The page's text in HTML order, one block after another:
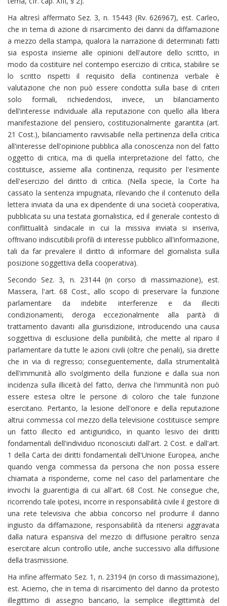
Ha altresì affermato Sez. 3, n. 15443 (Rv. 626967), est. Carleo,
che in tema di azione di risarcimento dei danni da diffamazione
a mezzo della stampa, qualora la narrazione di determinati fatti
sia esposta insieme alle opinioni dell'autore dello scritto, in
modo da costituire nel contempo esercizio di critica, stabilire se
lo scritto rispetti il requisito della continenza verbale è
valutazione che non può essere condotta sulla base di criteri
solo formali, richiedendosi, invece, un bilanciamento
dell'interesse individuale alla reputazione con quello alla libera
manifestazione del pensiero, costituzionalmente garantita (art.
21 Cost.), bilanciamento ravvisabile nella pertinenza della critica
all'interesse dell'opinione pubblica alla conoscenza non del fatto
oggetto di critica, ma di quella interpretazione del fatto, che
costituisce, assieme alla continenza, requisito per l'esimente
dell'esercizio del diritto di critica. (Nella specie, la Corte ha
cassato la sentenza impugnata, rilevando che il contenuto della
lettera inviata da una ex dipendente di una società cooperativa,
pubblicata su una testata giornalistica, ed il generale contesto di
conflittualità sindacale in cui la missiva inviata si inseriva,
offrivano indiscutibili profili di interesse pubblico all'informazione,
tali da far prevalere il diritto di informare del giornalista sulla
posizione soggettiva della cooperativa).
Secondo Sez. 3, n. 23144 (in corso di massimazione), est.
Massera, l'art. 68 Cost., allo scopo di preservare la funzione
parlamentare da indebite interferenze e da illeciti
condizionamenti, deroga eccezionalmente alla parità di
trattamento davanti alla giurisdizione, introducendo una causa
soggettiva di esclusione della punibilità, che mette al riparo il
parlamentare da tutte le azioni civili (oltre che penali), sia dirette
che in via di regresso; conseguentemente, dalla strumentalità
dell'immunità allo svolgimento della funzione e dalla sua non
incidenza sulla illiceità del fatto, deriva che l'immunità non può
essere estesa oltre le persone di coloro che tale funzione
esercitano. Pertanto, la lesione dell'onore e della reputazione
altrui commessa col mezzo della televisione costituisce sempre
un fatto illecito ed antigiuridico, in quanto lesivo dei diritti
fondamentali dell'individuo riconosciuti dall'art. 2 Cost. e dall'art.
1 della Carta dei diritti fondamentali dell'Unione Europea, anche
quando venga commessa da persona che non possa essere
chiamata a risponderne, come nel caso del parlamentare che
invochi la guarentigia di cui all'art. 68 Cost. Ne consegue che,
ricorrendo tale ipotesi, incorre in responsabilità civile il gestore di
una rete televisiva che abbia concorso nel produrre il danno
ingiusto da diffamazione, responsabilità da ritenersi aggravata
dalla natura espansiva del mezzo di diffusione peraltro senza
esercitare alcun controllo utile, anche successivo alla diffusione
della trasmissione.
Ha infine affermato Sez. 1, n. 23194 (in corso di massimazione),
est. Acierno, che in tema di risarcimento del danno da protesto
illegittimo di assegno bancario, la semplice illegittimità del